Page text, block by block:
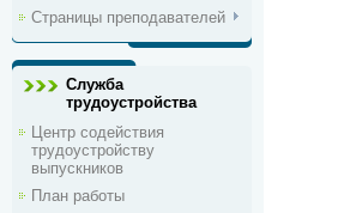
Страницы преподавателей
Служба
трудоустройства
Центр содействия
трудоустройству
выпускников
План работы